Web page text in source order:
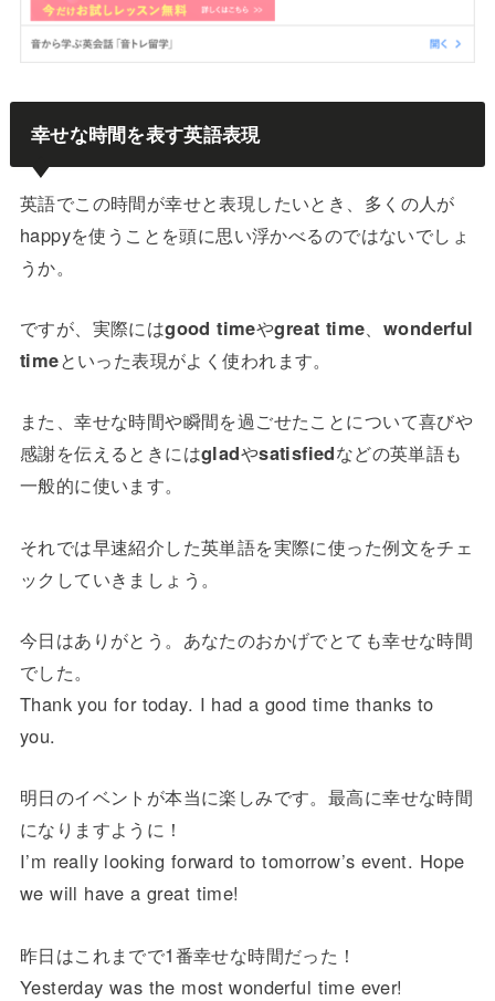
幸せな時間を表す英語表現
英語でこの時間が幸せと表現したいとき、多くの人が
happyを使うことを頭に思い浮かべるのではないでしょ
うか。
ですが、実際にはgood timeやgreat time、 wonderful
timeといった表現がよく使われます。
また、幸せな時間や瞬間を過ごせたことについて喜びや
感謝を伝えるときにはgladやsatisfiedなどの英単語も
一般的に使います。
それでは早速紹介した英単語を実際に使った例文をチェ
ックしていきましょう。
今日はありがとう。あなたのおかげでとても幸せな時間
でした。
Thank you for today. I had a good time thanks to
you.
明日のイベントが本当に楽しみです。最高に幸せな時間
になりますように！
I’m really looking forward to tomorrow’s event. Hope
we will have a great time!
昨日はこれまでで1番幸せな時間だった！
Yesterday was the most wonderful time ever!